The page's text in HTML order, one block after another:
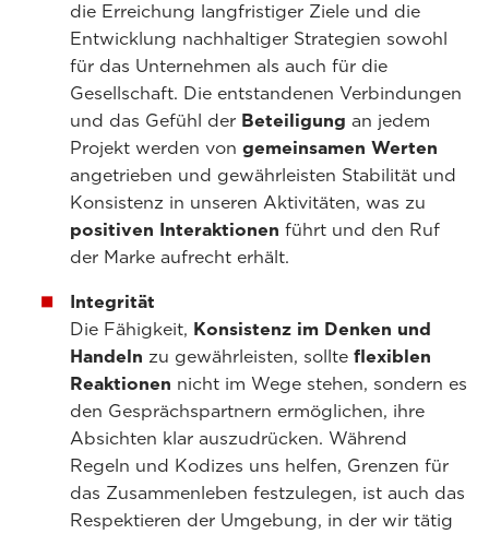
die Erreichung langfristiger Ziele und die
Entwicklung nachhaltiger Strategien sowohl
für das Unternehmen als auch für die
Gesellschaft. Die entstandenen Verbindungen
und das Gefühl der Beteiligung an jedem
Projekt werden von gemeinsamen Werten
angetrieben und gewährleisten Stabilität und
Konsistenz in unseren Aktivitäten, was zu
positiven Interaktionen führt und den Ruf
der Marke aufrecht erhält.
Integrität
Die Fähigkeit, Konsistenz im Denken und
Handeln zu gewährleisten, sollte flexiblen
Reaktionen nicht im Wege stehen, sondern es
den Gesprächspartnern ermöglichen, ihre
Absichten klar auszudrücken. Während
Regeln und Kodizes uns helfen, Grenzen für
das Zusammenleben festzulegen, ist auch das
Respektieren der Umgebung, in der wir tätig